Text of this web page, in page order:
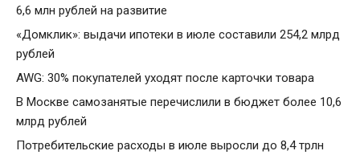
6,6 млн рублей на развитие
«Домклик»: выдачи ипотеки в июле составили 254,2 млрд
рублей
AWG: 30% покупателей уходят после карточки товара
В Москве самозанятые перечислили в бюджет более 10,6
млрд рублей
Потребительские расходы в июле выросли до 8,4 трлн